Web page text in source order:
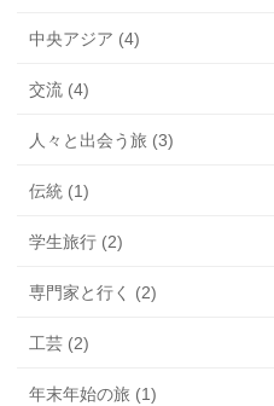
中央アジア (4)
交流 (4)
人々と出会う旅 (3)
伝統 (1)
学生旅行 (2)
専門家と行く (2)
工芸 (2)
年末年始の旅 (1)